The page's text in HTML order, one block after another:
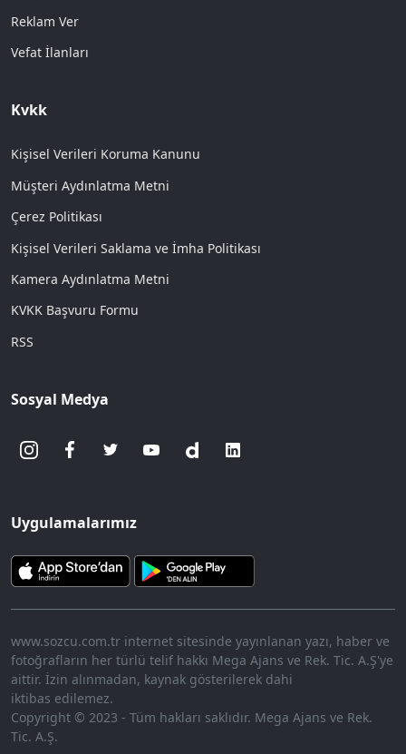
Reklam Ver
Vefat İlanları
Kvkk
Kişisel Verileri Koruma Kanunu
Müşteri Aydınlatma Metni
Çerez Politikası
Kişisel Verileri Saklama ve İmha Politikası
Kamera Aydınlatma Metni
KVKK Başvuru Formu
RSS
Sosyal Medya
Uygulamalarımız
www.sozcu.com.tr internet sitesinde yayınlanan yazı, haber ve
fotoğrafların her türlü telif hakkı Mega Ajans ve Rek. Tic. A.Ş'ye
aittir. İzin alınmadan, kaynak gösterilerek dahi
iktibas edilemez.
Copyright © 2023 - Tüm hakları saklıdır. Mega Ajans ve Rek.
Tic. A.Ş.